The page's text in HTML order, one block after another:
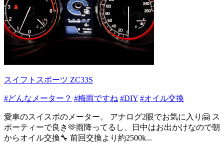
スイフトスポーツ ZC33S
#どんなメーター？ #梅雨ですね #DIY #オイル交換
愛車のスイスポのメーター。 アナログ2眼でお気に入り🤗 ス
ポーティーで良き🫶雨降ってるし、日中はお出かけなので朝
からオイル交換🔧 前回交換より約2500k...